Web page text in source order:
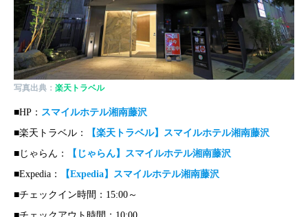
写真出典： 楽天トラベル
■HP： スマイルホテル湘南藤沢
■楽天トラベル：
【楽天トラベル】スマイルホテル湘南藤沢
■じゃらん：
【じゃらん】スマイルホテル湘南藤沢
■Expedia：
【Expedia】スマイルホテル湘南藤沢
■チェックイン時間：15:00～